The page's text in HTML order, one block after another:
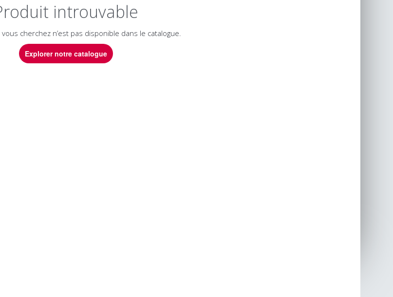
introuvable
cherchez n’est pas disponible dans le catalogue.
Explorer notre catalogue